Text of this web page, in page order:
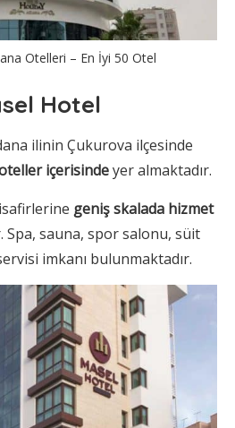
Otelleri – En İyi 50 Otel
Hotel
ilinin Çukurova ilçesinde
içerisindeyer almaktadır.
geniş skalada hizmet
Spa, sauna, spor salonu, süit
imkanı bulunmaktadır.